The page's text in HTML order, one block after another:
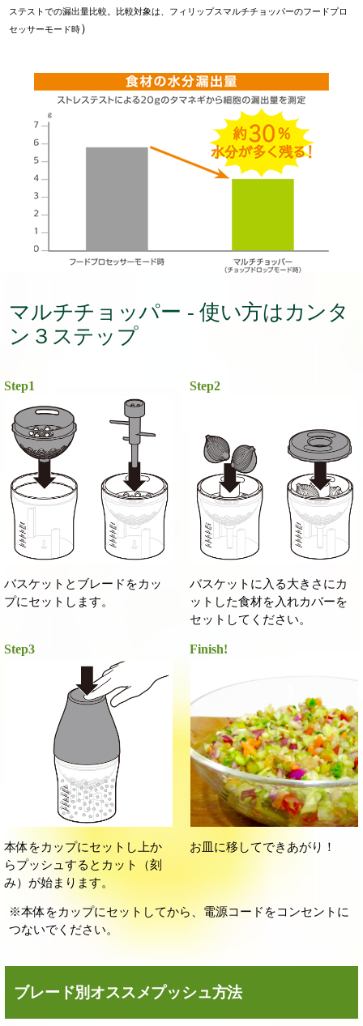
ステストでの漏出量比較。比較対象は、フィリップスマルチチョッパーのフードプロ
セッサーモード時）
マルチチョッパー - 使い方はカンタ
ン３ステップ
Step1
バスケットとブレードをカッ
プにセットします。
Step2
バスケットに入る大きさにカ
ットした食材を入れカバーを
セットしてください。
Step3
本体をカップにセットし上か
らプッシュするとカット（刻
み）が始まります。
Finish!
お皿に移してできあがり！
※本体をカップにセットしてから、電源コードをコンセントに
つないでください。
ブレード別オススメプッシュ方法